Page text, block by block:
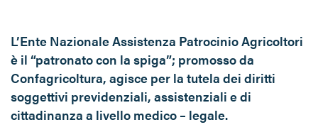
L’Ente Nazionale Assistenza Patrocinio Agricoltori
è il “patronato con la spiga”; promosso da
Confagricoltura, agisce per la tutela dei diritti
soggettivi previdenziali, assistenziali e di
cittadinanza a livello medico – legale.